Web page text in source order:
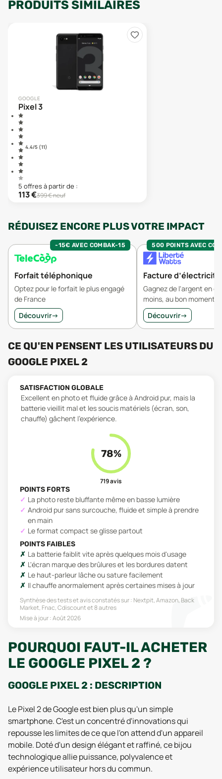
PRODUITS SIMILAIRES
GOOGLE
Pixel 3
4.4/5 (11)
5 offresà partir de :
113€399€ neuf
RÉDUISEZ ENCORE PLUS VOTRE IMPACT
-15€ AVEC COMBAK-15
Forfait téléphonique
Optez pour le forfait le plus engagé
de France
Découvrir→
500 POINTS AVEC
Facture d’électricité
Gagnez de l'argent en
moins, au bon moment.
Découvrir→
CE QU'EN PENSENT LES UTILISATEURS DU
GOOGLE PIXEL 2
SATISFACTION GLOBALE
Excellent en photo et fluide grâce à Android pur, mais la
batterie vieillit mal et les soucis matériels (écran, son,
chauffe) gâchent l'expérience.
78%
719avis
POINTS FORTS
La photo reste bluffante même en basse lumière
Android pur sans surcouche, fluide et simple à prendre
en main
Le format compact se glisse partout
POINTS FAIBLES
La batterie faiblit vite après quelques mois d'usage
L'écran marque des brûlures et les bordures datent
Le haut-parleur lâche ou sature facilement
Il chauffe anormalement après certaines mises à jour
Synthèse des tests et avis constatés sur : Nextpit, Amazon, Back
Market, Fnac, Cdiscountet 8 autres
Mise à jour :Août 2026
POURQUOI FAUT-IL ACHETER
LE GOOGLE PIXEL 2 ?
GOOGLE PIXEL 2 : DESCRIPTION
Le Pixel 2 de Google est bien plus qu'un simple
smartphone. C'est un concentré d'innovations qui
repousse les limites de ce que l'on attend d'un appareil
mobile. Doté d'un design élégant et raffiné, ce bijou
technologique allie puissance, polyvalence et
expérience utilisateur hors du commun.